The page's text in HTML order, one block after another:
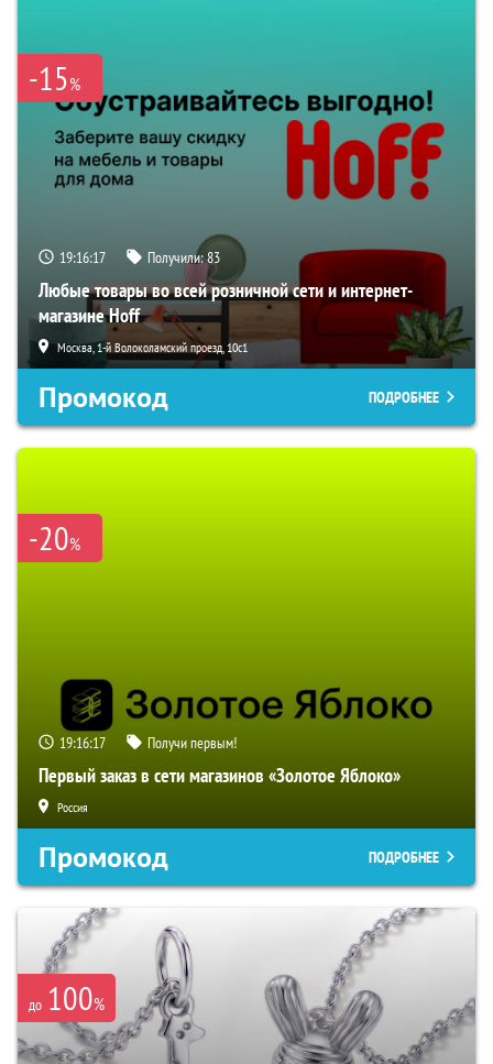
-15%
19:16:16 Получили:83
Любые товары во всей розничной сети и интернет-
магазине Hoff
Москва, 1-й Волоколамский проезд, 10с1
Промокод ПОДРОБНЕЕ
-20%
19:16:16 Получи первым!
Первый заказ в сети магазинов «Золотое Яблоко»
Россия
Промокод ПОДРОБНЕЕ
до 100%